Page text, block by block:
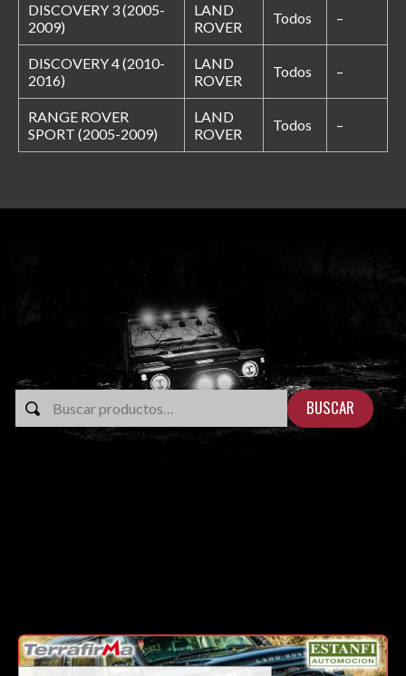
DISCOVERY 3 (2005-
2009)
LAND
ROVER
Todos –
DISCOVERY 4 (2010-
2016)
LAND
ROVER
Todos –
RANGE ROVER
SPORT (2005-2009)
LAND
ROVER
Todos –
BUSCAR